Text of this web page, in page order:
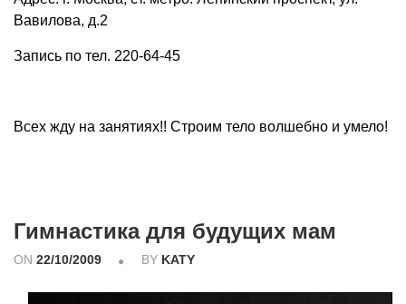
Вавилова, д.2
Запись по тел. 220-64-45
Всех жду на занятиях!! Строим тело волшебно и умело!
Гимнастика для будущих мам
ON 22/10/2009 BY KATY